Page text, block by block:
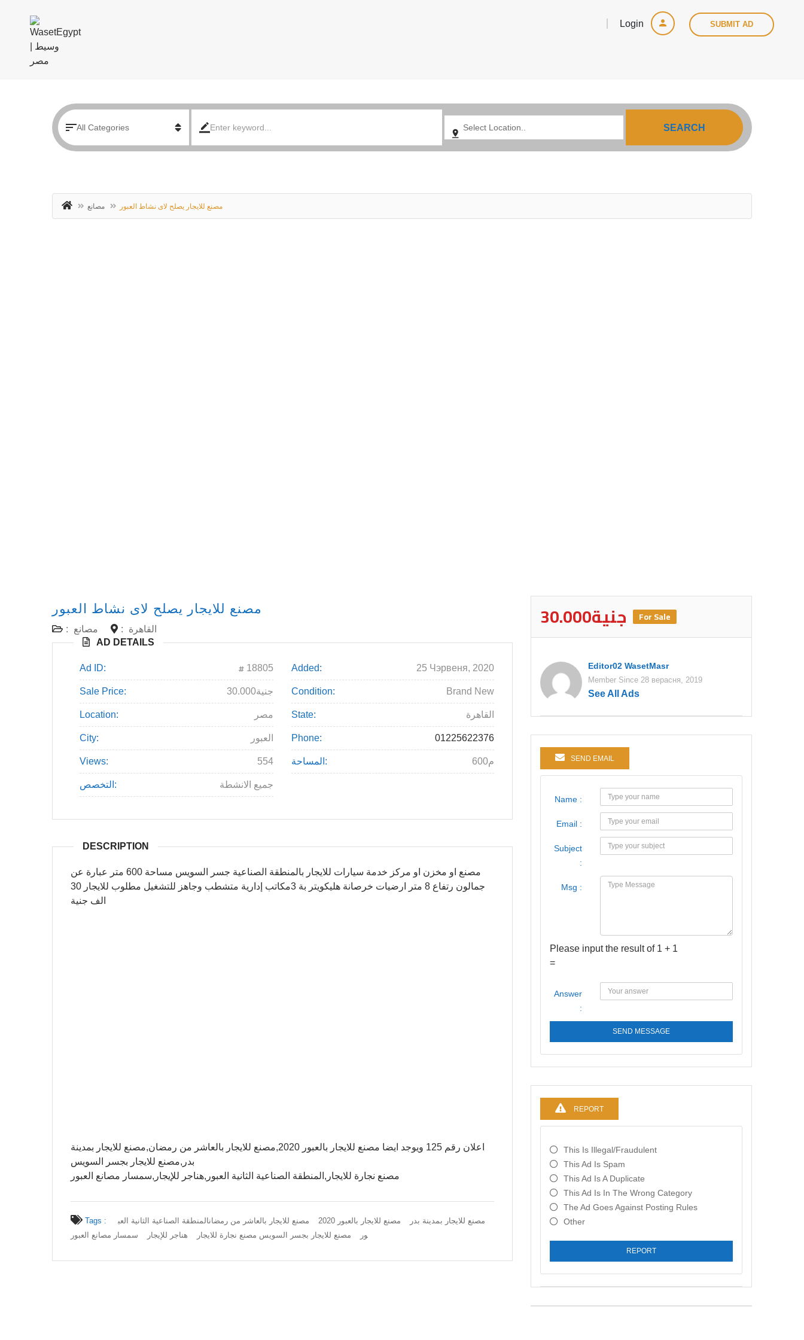
Login SUBMIT AD
SEARCH
مصانع مصنع للايجار يصلح لاى نشاط العبور
مصنع للايجار يصلح لاى نشاط العبور
: مصانع :
القاهرة
AD DETAILS
Ad ID: 18805 Added: 25 Чэрвеня, 2020
Sale Price: 30.000جنية Condition: Brand New
Location: مصر State: القاهرة
City: العبور Phone: 01225622376
Views: 554 المساحة: 600م
التخصص: جميع الانشطة
DESCRIPTION
مصنع او مخزن او مركز خدمة سيارات للايجار بالمنطقة الصناعية جسر السويس مساحة 600 متر عبارة عن
جمالون رتفاع 8 متر ارضيات خرصانة هليكويتر بة 3مكاتب إدارية متشطب وجاهز للتشغيل مطلوب للايجار 30
الف جنية
اعلان رقم 125 ويوجد ايضا مصنع للايجار بالعبور 2020,مصنع للايجار بالعاشر من رمضان,مصنع للايجار بمدينة
بدر,مصنع للايجار بجسر السويس
مصنع نجارة للايجار,المنطقة الصناعية الثانية العبور,هناجر للإيجار,سمسار مصانع العبور
Tags : مصنع للايجار بمدينة بدر مصنع للايجار بالعبور 2020 مصنع للايجار بالعاشر من رمضانالمنطقة الصناعية الثانية العب
ور
مصنع للايجار بجسر السويس مصنع نجارة للايجار هناجر للإيجار سمسار مصانع العبور
30.000جنية For Sale
Editor02 WasetMasr
Member Since 28 верасня, 2019
See All Ads
SEND EMAIL
Name :
Email :
Subject
:
Msg :
Please input the result of 1 + 1
=
Answer
:
SEND MESSAGE
REPORT
This Is Illegal/fraudulent
This Ad Is Spam
This Ad Is A Duplicate
This Ad Is In The Wrong Category
The Ad Goes Against Posting Rules
Other
REPORT